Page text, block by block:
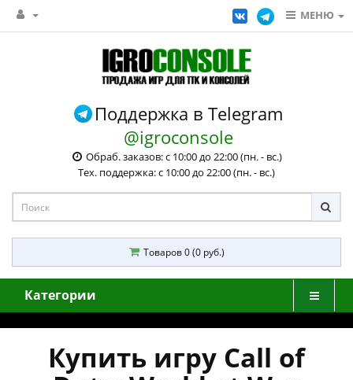
МЕНЮ
Поддержка в Telegram
@igroconsole
Обраб. заказов: с 10:00 до 22:00 (пн. - вс.)
Тех. поддержка: с 10:00 до 22:00 (пн. - вс.)
Товаров 0 (0 руб.)
Категории
Купить игру Call of